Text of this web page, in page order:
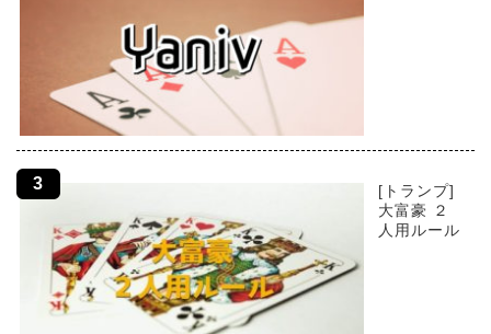
[トランプ]
大富豪 ２
人用ルール